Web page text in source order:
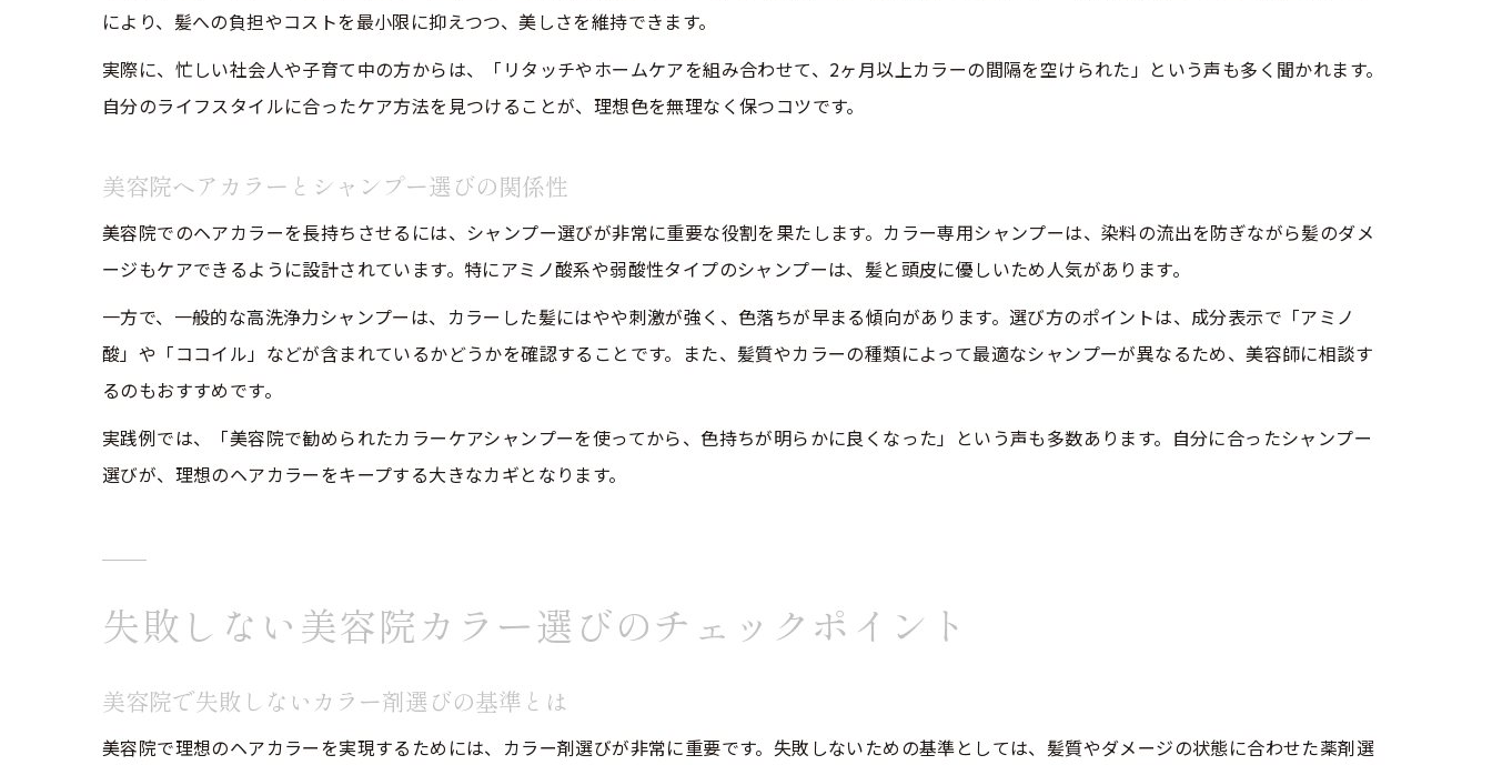
により、髪への負担やコストを最小限に抑えつつ、美しさを維持できます。
実際に、忙しい社会人や子育て中の方からは、「リタッチやホームケアを組み合わせて、2ヶ月以上カラーの間隔を空けられた」という声も多く聞かれます。
自分のライフスタイルに合ったケア方法を見つけることが、理想色を無理なく保つコツです。
美容院ヘアカラーとシャンプー選びの関係性
美容院でのヘアカラーを長持ちさせるには、シャンプー選びが非常に重要な役割を果たします。カラー専用シャンプーは、染料の流出を防ぎながら髪のダメ
ージもケアできるように設計されています。特にアミノ酸系や弱酸性タイプのシャンプーは、髪と頭皮に優しいため人気があります。
一方で、一般的な高洗浄力シャンプーは、カラーした髪にはやや刺激が強く、色落ちが早まる傾向があります。選び方のポイントは、成分表示で「アミノ
酸」や「ココイル」などが含まれているかどうかを確認することです。また、髪質やカラーの種類によって最適なシャンプーが異なるため、美容師に相談す
るのもおすすめです。
実践例では、「美容院で勧められたカラーケアシャンプーを使ってから、色持ちが明らかに良くなった」という声も多数あります。自分に合ったシャンプー
選びが、理想のヘアカラーをキープする大きなカギとなります。
失敗しない美容院カラー選びのチェックポイント
美容院で失敗しないカラー剤選びの基準とは
美容院で理想のヘアカラーを実現するためには、カラー剤選びが非常に重要です。失敗しないための基準としては、髪質やダメージの状態に合わせた薬剤選